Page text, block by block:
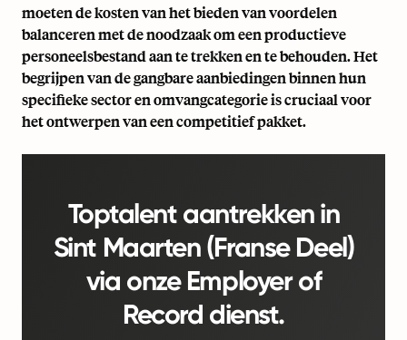
moeten de kosten van het bieden van voordelen
balanceren met de noodzaak om een productieve
personeelsbestand aan te trekken en te behouden. Het
begrijpen van de gangbare aanbiedingen binnen hun
specifieke sector en omvangcategorie is cruciaal voor
het ontwerpen van een competitief pakket.
Toptalent aantrekken in
Sint Maarten (Franse Deel)
via onze Employer of
Record dienst.